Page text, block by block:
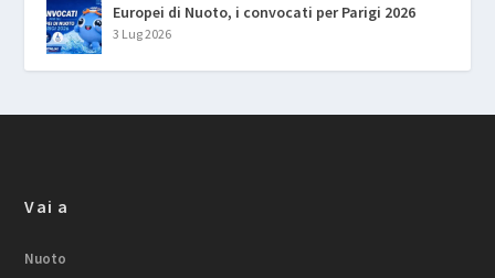
Europei di Nuoto, i convocati per Parigi 2026
3 Lug 2026
Vai a
Nuoto